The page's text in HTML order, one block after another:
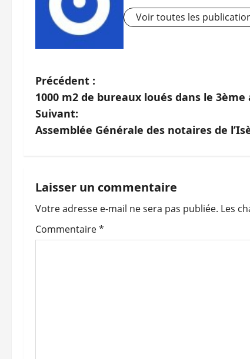
Voir toutes les
N
a
v
g
a
t
Précédent :
1000 m2 de bureaux loués dans le
Suivant:
Assemblée Générale des notaires de
Laisser un commentaire
Votre adresse e-mail ne sera pas publiée. Les
Commentaire*